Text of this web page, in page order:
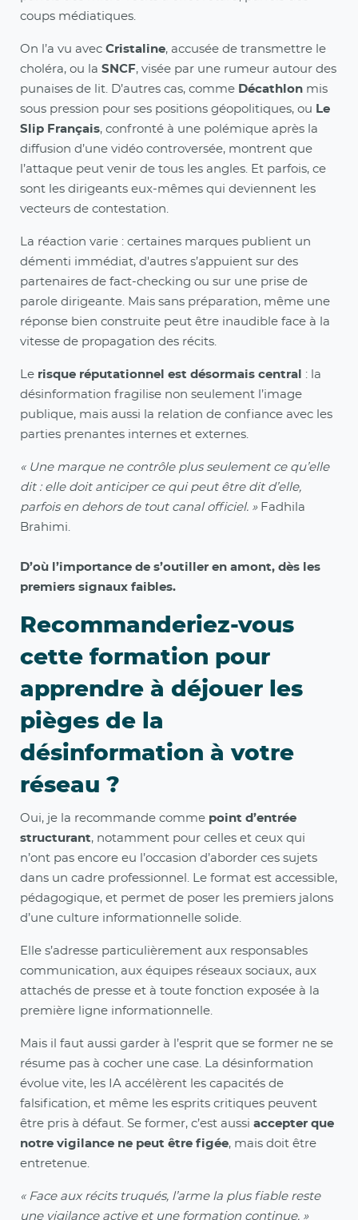
coups médiatiques.
On l’a vu avec Cristaline, accusée de transmettre le
choléra, ou la SNCF, visée par une rumeur autour des
punaises de lit. D’autres cas, comme Décathlon mis
sous pression pour ses positions géopolitiques, ou Le
Slip Français, confronté à une polémique après la
diffusion d’une vidéo controversée, montrent que
l’attaque peut venir de tous les angles. Et parfois, ce
sont les dirigeants eux-mêmes qui deviennent les
vecteurs de contestation.
La réaction varie : certaines marques publient un
démenti immédiat, d'autres s’appuient sur des
partenaires de fact-checking ou sur une prise de
parole dirigeante. Mais sans préparation, même une
réponse bien construite peut être inaudible face à la
vitesse de propagation des récits.
Le risque réputationnel est désormais central
: la
désinformation fragilise non seulement l’image
publique, mais aussi la relation de confiance avec les
parties prenantes internes et externes.
« Une marque ne contrôle plus seulement ce qu’elle
dit : elle doit anticiper ce qui peut être dit d’elle,
parfois en dehors de tout canal officiel. » Fadhila
Brahimi.
D’où l’importance de s’outiller en amont, dès les
premiers signaux faibles.
Recommanderiez-vous
cette formation pour
apprendre à déjouer les
pièges de la
désinformation à votre
réseau ?
Oui, je la recommande comme point d’entrée
structurant, notamment pour celles et ceux qui
n’ont pas encore eu l’occasion d’aborder ces sujets
dans un cadre professionnel. Le format est accessible,
pédagogique, et permet de poser les premiers jalons
d’une culture informationnelle solide.
Elle s’adresse particulièrement aux responsables
communication, aux équipes réseaux sociaux, aux
attachés de presse et à toute fonction exposée à la
première ligne informationnelle.
Mais il faut aussi garder à l’esprit que se former ne se
résume pas à cocher une case. La désinformation
évolue vite, les IA accélèrent les capacités de
falsification, et même les esprits critiques peuvent
être pris à défaut. Se former, c’est aussi accepter que
notre vigilance ne peut être figée, mais doit être
entretenue.
« Face aux récits truqués, l’arme la plus fiable reste
une vigilance active et une formation continue. »